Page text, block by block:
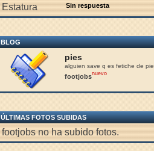
Estatura
Sin respuesta
BLOG
pies
alguien save q es fetiche de
footjobsnuevo
ÚLTIMAS FOTOS SUBIDAS
footjobs no ha subido fotos.